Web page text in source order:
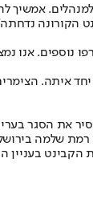
הקורונה
ציין. "בשבועיים
איתה.
הסגר בערים
שלמה
בעניין